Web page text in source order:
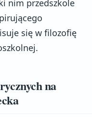
nim przedszkole
się w filozofię
na